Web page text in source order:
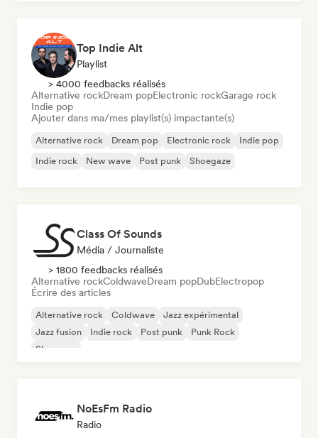
Top Indie Alt
Playlist
> 4000 feedbacks réalisés
Alternative rockDream popElectronic rockGarage rock
Indie pop
Ajouter dans ma/mes playlist(s) impactante(s)
Alternative rock Dream pop Electronic rock
Indie pop
Indie rock
New wave Post punk Shoegaze
Class Of Sounds
Média / Journaliste
> 1800 feedbacks réalisés
Alternative rockColdwaveDream popDubElectropop
Écrire des articles
Alternative rock Coldwave
Jazz expérimental
Jazz fusion
Indie rock Post punk
Punk Rock
Shoegaze
NoEsFm Radio
Radio